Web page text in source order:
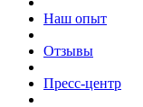
Наш опыт
Отзывы
Пресс-центр